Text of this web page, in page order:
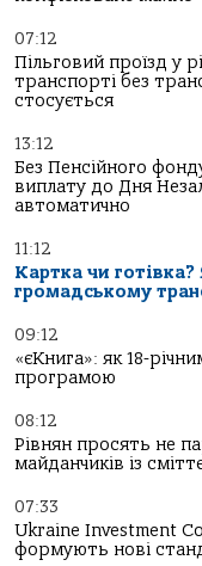
07:12
Пільговий проїзд у
транспорті без
стосується
13:12
Без Пенсійного
виплату до Дня
автоматично
11:12
Картка чи
громадському
09:12
«єКнига»: як 18-
програмою
08:12
Рівнян просять не
майданчиків із
07:33
Ukraine Investment
формують нові